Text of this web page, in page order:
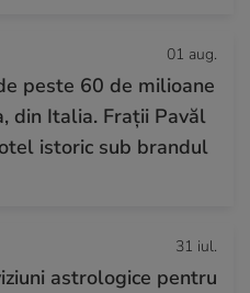
01 aug.
peste 60 de milioane
din Italia. Frații Pavăl
istoric sub brandul
31 iul.
astrologice pentru